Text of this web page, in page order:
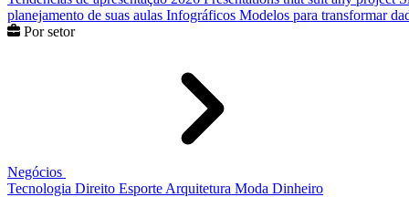
planejamento de suas aulas Infográficos Modelos para transformar
Por setor
Negócios
Tecnologia Direito Esporte Arquitetura Moda Dinheiro